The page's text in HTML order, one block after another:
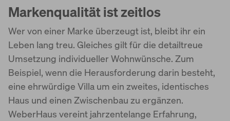
Markenqualität ist zeitlos
Wer von einer Marke überzeugt ist, bleibt ihr ein
Leben lang treu. Gleiches gilt für die detailtreue
Umsetzung individueller Wohnwünsche. Zum
Beispiel, wenn die Herausforderung darin besteht,
eine ehrwürdige Villa um ein zweites, identisches
Haus und einen Zwischenbau zu ergänzen.
WeberHaus vereint jahrzentelange Erfahrung,
Services
World of Living